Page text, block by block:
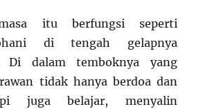
itu berfungsi seperti
di tengah gelapnya
Di dalam temboknya yang
tidak hanya berdoa dan
juga belajar, menyalin